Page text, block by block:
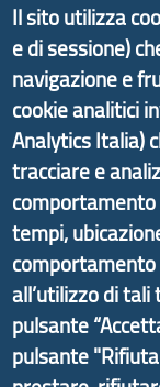
Il portale di
di Genova Città
partire dal
promosso dal
Economico e
delle valli
informazioni
d'Area Antola-
Liguria ed ANCI
Il sito utilizza
e di sessione)
navigazione e
cookie analitici
Analytics Italia)
tracciare e
tempi,
comportamento
all’utilizzo di
pulsante
pulsante